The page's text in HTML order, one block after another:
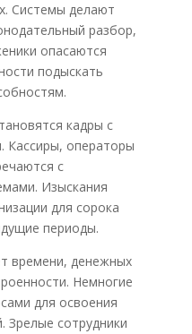
Системы делают
разбор,
опасаются
подыскать
кадры с
Кассиры, операторы
с
Изыскания
для сорока
периоды.
времени, денежных
Немногие
для освоения
Зрелые сотрудники